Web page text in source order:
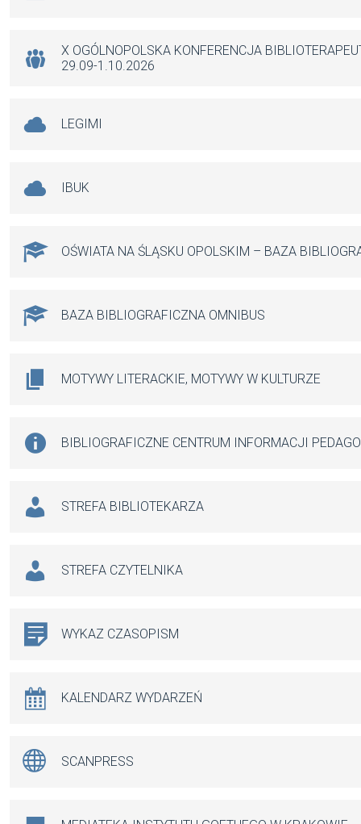
X OGÓLNOPOLSKA KONFERENCJA
29.09-1.10.2026
LEGIMI
IBUK
OŚWIATA NA ŚLĄSKU OPOLSKIM – BAZA
BAZA BIBLIOGRAFICZNA OMNIBUS
MOTYWY LITERACKIE, MOTYWY W KULTURZE
BIBLIOGRAFICZNE CENTRUM INFORMACJI
STREFA BIBLIOTEKARZA
STREFA CZYTELNIKA
WYKAZ CZASOPISM
KALENDARZ WYDARZEŃ
SCANPRESS